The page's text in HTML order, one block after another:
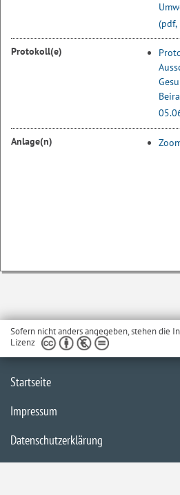
(pdf,
Protokoll(e)
Anlage(n)
Sofern nicht anders angegeben, stehen die
Lizenz
Startseite
Impressum
Datenschutzerklärung